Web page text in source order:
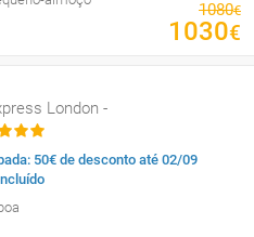
1080€
1030€
London -
50€ de desconto até 02/09